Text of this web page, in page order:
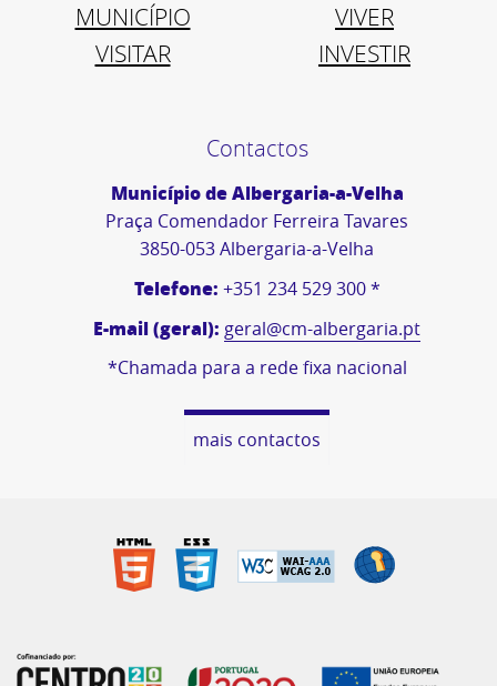
MUNICÍPIO
VIVER
VISITAR
INVESTIR
Contactos
Município de Albergaria-a-Velha
Praça Comendador Ferreira Tavares
3850-053 Albergaria-a-Velha
Telefone: +351 234 529 300 *
E-mail (geral): geral@cm-albergaria.pt
*Chamada para a rede fixa nacional
mais contactos